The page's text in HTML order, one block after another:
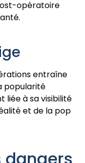
opératoire
entraîne
popularité
liée à sa visibilité
et de la pop